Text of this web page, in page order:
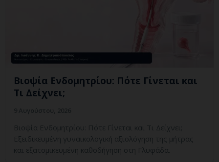
Βιοψία Ενδομητρίου: Πότε Γίνεται και
Τι Δείχνει;
Βιοψία Ενδομητρίου: Πότε Γίνεται και Τι Δείχνει;
Εξειδικευμένη γυναικολογική αξιολόγηση της μήτρας
και εξατομικευμένη καθοδήγηση στη Γλυφάδα.